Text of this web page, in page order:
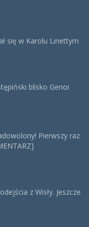
się w Karolu Linettym
blisko Genoi
Pierwszy raz
z Wisły. Jeszcze